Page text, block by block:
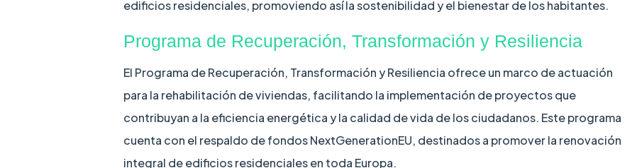
edificios residenciales, promoviendo así la sostenibilidad y el bienestar de los habitantes.
Programa de Recuperación, Transformación y Resiliencia
El Programa de Recuperación, Transformación y Resiliencia ofrece un marco de actuación
para la rehabilitación de viviendas, facilitando la implementación de proyectos que
contribuyan a la eficiencia energética y la calidad de vida de los ciudadanos. Este programa
cuenta con el respaldo de fondos NextGenerationEU, destinados a promover la renovación
integral de edificios residenciales en toda Europa.